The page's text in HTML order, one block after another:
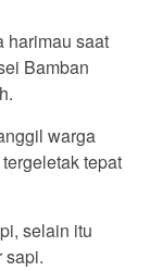
harimau saat
Bamban
warga
tepat
selain itu
sapi.